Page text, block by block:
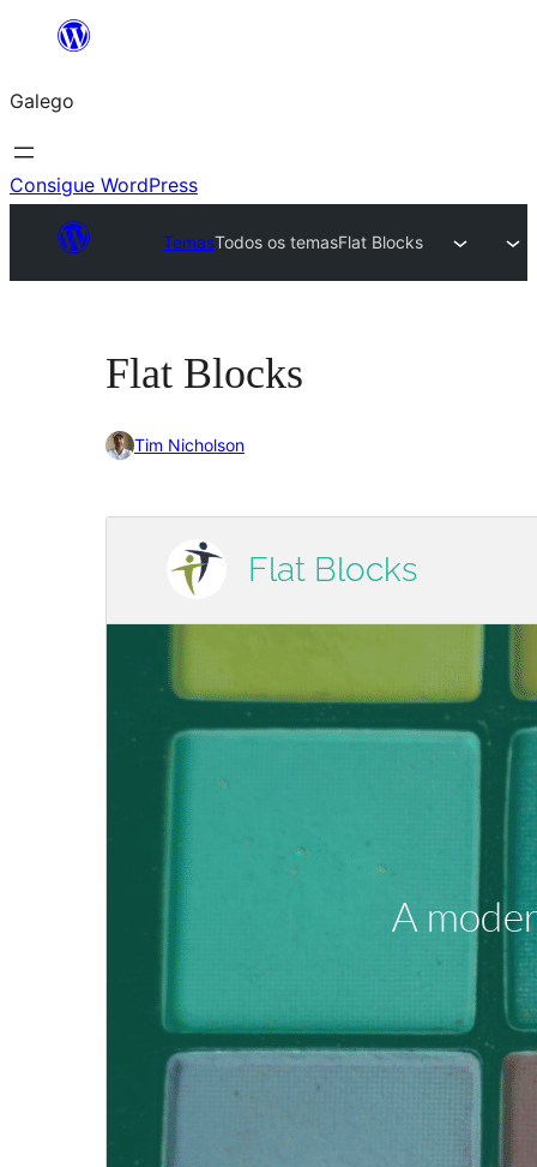
Saltar
contido
Galego
Consigue WordPress
TemasTodos os temasFlat Blocks
Flat Blocks
Tim Nicholson